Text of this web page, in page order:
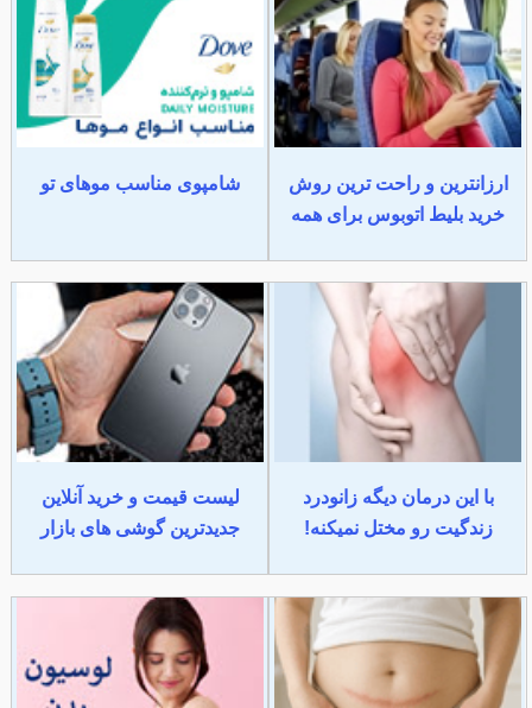
ارزانترین و راحت ترین روش
خرید بلیط اتوبوس برای همه
شامپوی مناسب موهای تو
با این درمان دیگه زانودرد
زندگیت رو مختل نمیکنه!
لیست قیمت و خرید آنلاین
جدیدترین گوشی های بازار